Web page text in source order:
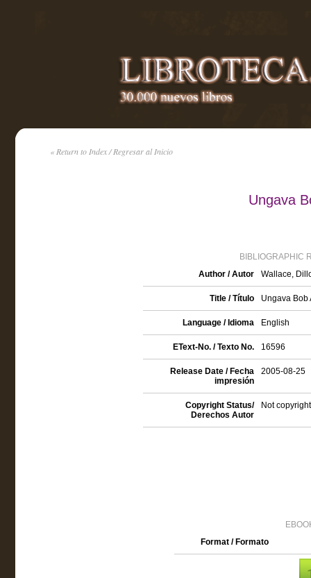
« Return to Index / Regresar al Inicio
Ungava
BIBLIOGRAPHIC
Author / Autor
Wallace,
Title / Título Ungava Bob
Language / Idioma English
EText-No. / Texto No. 16596
Release Date / Fecha
impresión
2005-08-25
Copyright Status/
Derechos Autor
Not
Format / Formato